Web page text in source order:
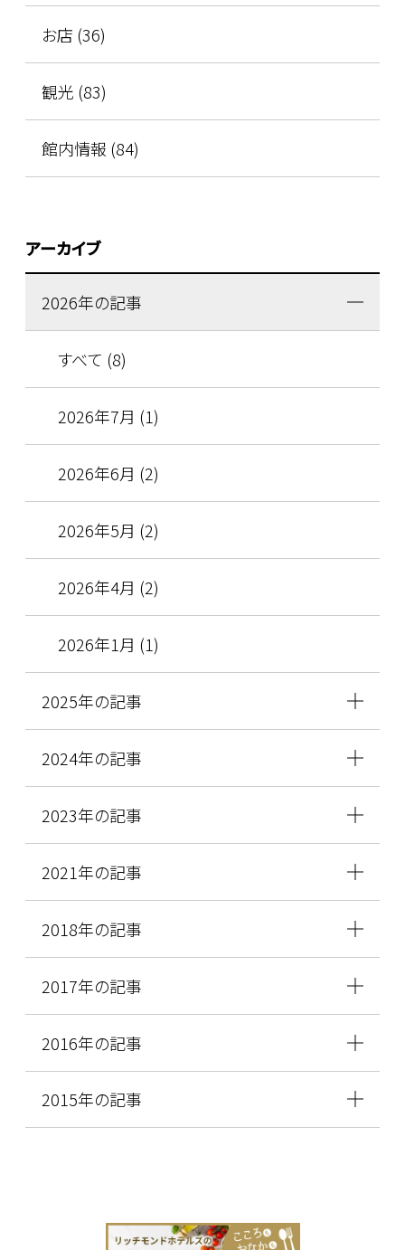
お店 (36)
観光 (83)
館内情報 (84)
アーカイブ
2026年の記事
すべて (8)
2026年7月 (1)
2026年6月 (2)
2026年5月 (2)
2026年4月 (2)
2026年1月 (1)
2025年の記事
2024年の記事
2023年の記事
2021年の記事
2018年の記事
2017年の記事
2016年の記事
2015年の記事